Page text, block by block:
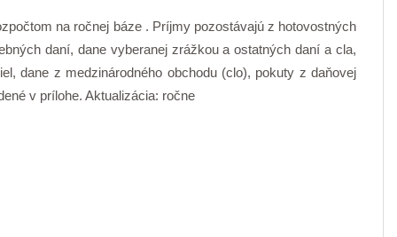
na ročnej báze . Príjmy pozostávajú z hotovostných
daní, dane vyberanej zrážkou a ostatných daní a cla,
dane z medzinárodného obchodu (clo), pokuty z daňovej
v prílohe. Aktualizácia: ročne